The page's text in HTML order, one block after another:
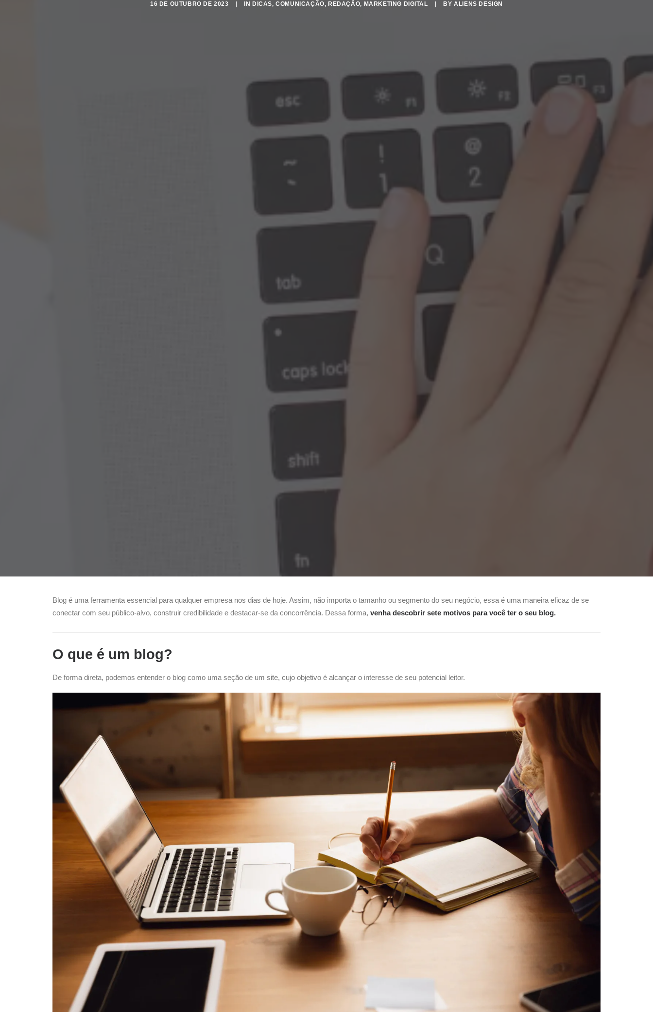
16 DE OUTUBRO DE 2023 IN DICAS,COMUNICAÇÃO, REDAÇÃO, MARKETING DIGITAL BYALIENS DESIGN
Blog é uma ferramenta essencial para qualquer empresa nos dias de hoje. Assim, não importa o tamanho ou segmento do seu negócio, essa é uma maneira eficaz de se
conectar com seu público-alvo, construir credibilidade e destacar-se da concorrência. Dessa forma, venha descobrir sete motivos para você ter o seu blog.
O que é um blog?
De forma direta, podemos entender o blog como uma seção de um site, cujo objetivo é alcançar o interesse de seu potencial leitor.